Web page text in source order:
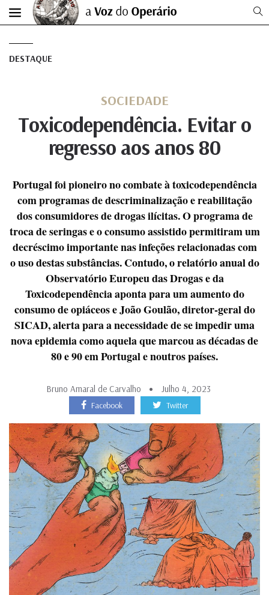
DESTAQUE
SOCIEDADE
Toxicodependência. Evitar o
regresso aos anos 80
Portugal foi pioneiro no combate à toxicodependência
com programas de descriminalização e reabilitação
dos consumidores de drogas ilícitas. O programa de
troca de seringas e o consumo assistido permitiram um
decréscimo importante nas infeções relacionadas com
o uso destas substâncias. Contudo, o relatório anual do
Observatório Europeu das Drogas e da
Toxicodependência aponta para um aumento do
consumo de opiáceos e João Goulão, diretor-geral do
SICAD, alerta para a necessidade de se impedir uma
nova epidemia como aquela que marcou as décadas de
80 e 90 em Portugal e noutros países.
Bruno Amaral de Carvalho Julho 4, 2023
Facebook Twitter